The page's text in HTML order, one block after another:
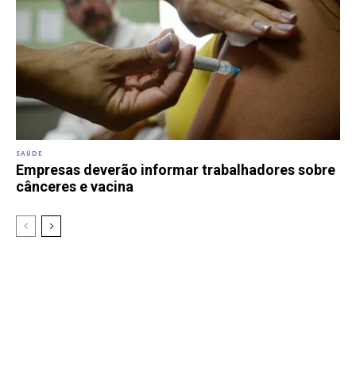
SAÚDE
Empresas deverão informar trabalhadores sobre
cânceres e vacina